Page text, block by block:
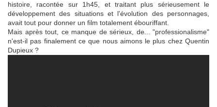
histoire, racontée sur 1h45, et traitant plus sérieusement le
développement des situations et l'évolution des personnages,
avait tout pour donner un film totalement ébouriffant.
Mais après tout, ce manque de sérieux, de... "professionalisme"
n'est-il pas finalement ce que nous aimons le plus chez Quentin
Dupieux ?